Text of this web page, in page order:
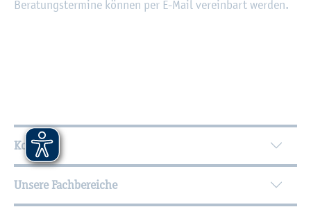
Be­ra­tungs­ter­mi­ne kön­nen per E-Mail ver­ein­bart wer­den.
Wei­ter­füh­ren­de In­for­ma­tio­nen
Kontakt
Unsere Fachbereiche